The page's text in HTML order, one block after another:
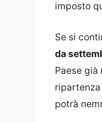
imposto
Se si
da
Paese già
potrà